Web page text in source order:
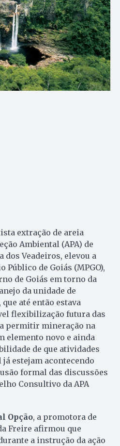
extração de areia
Ambiental (APA) de
dos Veadeiros, elevou a
de Goiás (MPGO),
de Goiás em torno da
da unidade de
até então estava
flexibilização futura das
permitir mineração na
elemento novo e ainda
de que atividades
estejam acontecendo
formal das discussões
Consultivo da APA
Opção, a promotora de
Freire afirmou que
a instrução da ação